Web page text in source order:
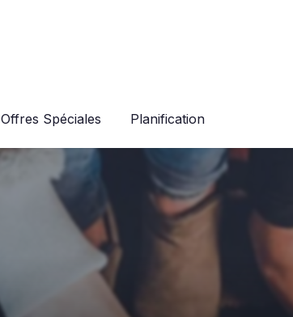
Offres Spéciales Planification